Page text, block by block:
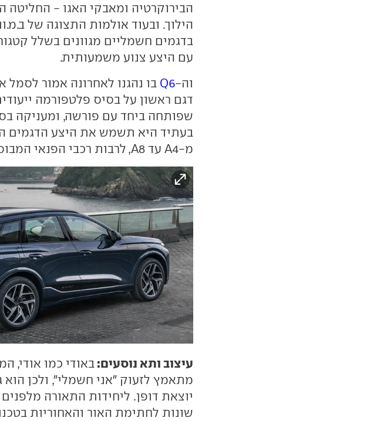
הבירוקרטיה ומאבקי האגו - החליטה
הילוך. ובעוד אולמות התצוגה של
בדגמים חשמליים מגוונים בשלל
עם היצע צנוע משמעותית.
וה-Q6 בו נהגנו לאחרונה אמור
שפותחה ביחד עם פורשה, ומעניקה
בעתיד היא תשמש את היצע הדגמים
מ-A4 עד A8, לרבות רכבי הפנאי המבוססים עליהם.
עיצוב ותא נוסעים: באודי כמו אודי,
מתאמץ לזעוק "אני חשמלי", ולכן
יוצאת דופן. ליחידות התאורה